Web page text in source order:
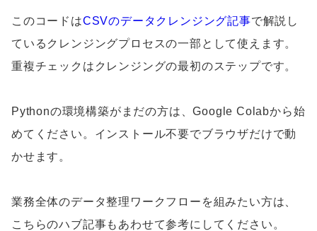
このコードはCSVのデータクレンジング記事で解説し
ているクレンジングプロセスの一部として使えます。
重複チェックはクレンジングの最初のステップです。
Pythonの環境構築がまだの方は、Google Colabから始
めてください。インストール不要でブラウザだけで動
かせます。
業務全体のデータ整理ワークフローを組みたい方は、
こちらのハブ記事もあわせて参考にしてください。